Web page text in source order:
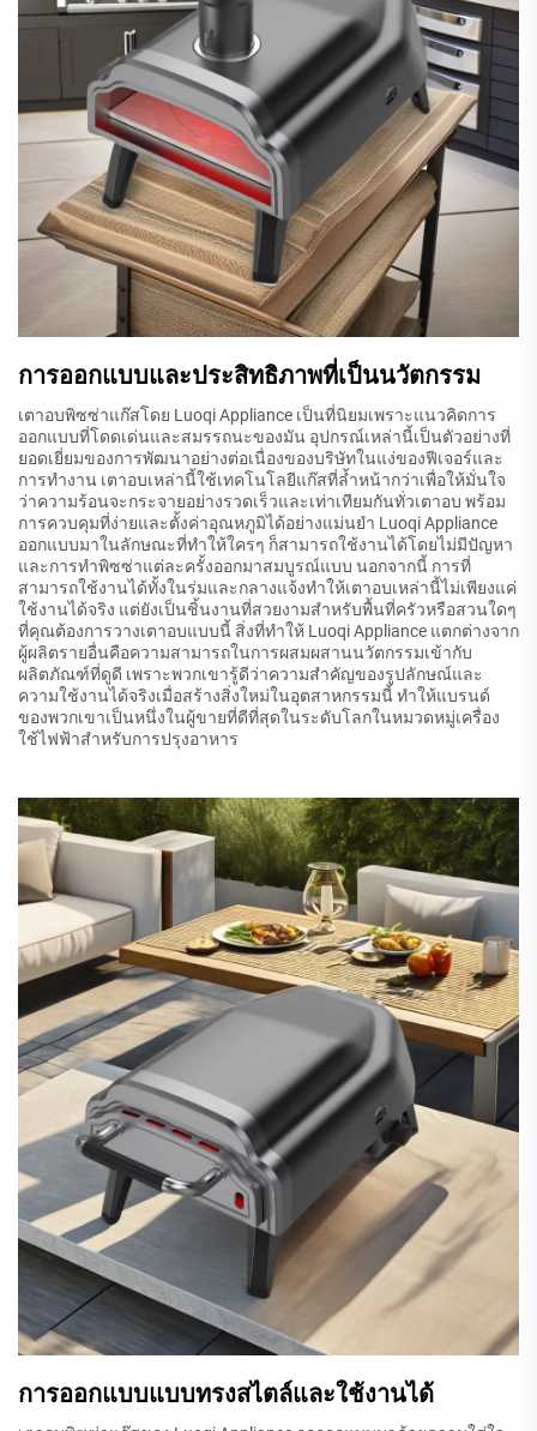
การออกแบบและประสิทธิภาพที่เป็นนวัตกรรม
เตาอบพิซซ่าแก๊สโดย Luoqi Appliance เป็นที่นิยมเพราะแนวคิดการ
ออกแบบที่โดดเด่นและสมรรถนะของมัน อุปกรณ์เหล่านี้เป็นตัวอย่างที่
ยอดเยี่ยมของการพัฒนาอย่างต่อเนื่องของบริษัทในแง่ของฟีเจอร์และ
การทำงาน เตาอบเหล่านี้ใช้เทคโนโลยีแก๊สที่ล้ำหน้ากว่าเพื่อให้มั่นใจ
ว่าความร้อนจะกระจายอย่างรวดเร็วและเท่าเทียมกันทั่วเตาอบ พร้อม
การควบคุมที่ง่ายและตั้งค่าอุณหภูมิได้อย่างแม่นยำ Luoqi Appliance
ออกแบบมาในลักษณะที่ทำให้ใครๆ ก็สามารถใช้งานได้โดยไม่มีปัญหา
และการทำพิซซ่าแต่ละครั้งออกมาสมบูรณ์แบบ นอกจากนี้ การที่
สามารถใช้งานได้ทั้งในร่มและกลางแจ้งทำให้เตาอบเหล่านี้ไม่เพียงแค่
ใช้งานได้จริง แต่ยังเป็นชิ้นงานที่สวยงามสำหรับพื้นที่ครัวหรือสวนใดๆ
ที่คุณต้องการวางเตาอบแบบนี้ สิ่งที่ทำให้ Luoqi Appliance แตกต่างจาก
ผู้ผลิตรายอื่นคือความสามารถในการผสมผสานนวัตกรรมเข้ากับ
ผลิตภัณฑ์ที่ดูดี เพราะพวกเขารู้ดีว่าความสำคัญของรูปลักษณ์และ
ความใช้งานได้จริงเมื่อสร้างสิ่งใหม่ในอุตสาหกรรมนี้ ทำให้แบรนด์
ของพวกเขาเป็นหนึ่งในผู้ขายที่ดีที่สุดในระดับโลกในหมวดหมู่เครื่อง
ใช้ไฟฟ้าสำหรับการปรุงอาหาร
การออกแบบแบบทรงสไตล์และใช้งานได้